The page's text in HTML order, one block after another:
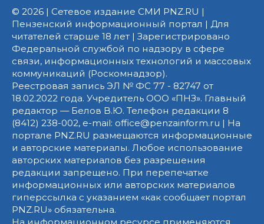
© 2026 | Сетевое издание СМИ PNZ.RU |
Пензенский информационный портал | Для
читателей старше 18 лет | Зарегистрировано
Федеральной службой по надзору в сфере
связи, информационных технологий и массовых
коммуникаций (Роскомнадзор).
Реестровая запись ЭЛ № ФС 77 - 82747 от
18.02.2022 года. Учредитель ООО «ПНЗ». Главный
редактор — Белов В.Ю. Телефон редакции 8
(8412) 238-002, e-mail: office@penzainform.ru | На
портале PNZ.RU размещаются информационные
и авторские материалы. Любое использование
авторских материалов без разрешения
редакции запрещено. При перепечатке
информационных или авторских материалов
гиперссылка с указанием «как сообщает портал
PNZ.RU» обязательна.